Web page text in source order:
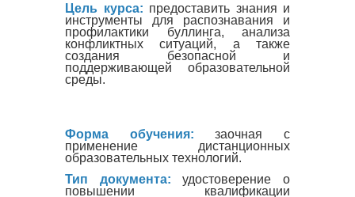
Цель курса: предоставить знания и
инструменты для распознавания и
профилактики буллинга, анализа
конфликтных ситуаций, а также
создания безопасной и
поддерживающей образовательной
среды.
Форма обучения: заочная с
применение дистанционных
образовательных технологий.
Тип документа:удостоверение о
повышении квалификации